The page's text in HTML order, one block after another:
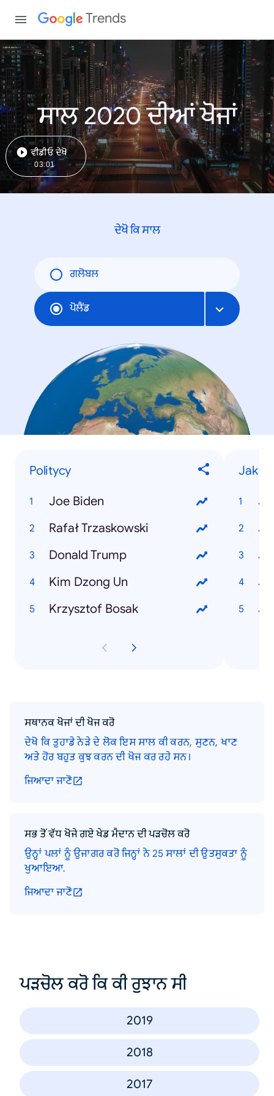
Trends
ਸਾਲ 2020 ਦੀਆਂ ਖੋਜਾਂ
ਵੀਡੀਓ ਦੇਖੋ
03:01
ਦੇਖੋ ਕਿ ਸਾਲ
ਗਲੋਬਲ
ਪੋਲੈਂਡ
Politycy
Joe Biden
Rafał Trzaskowski
Donald Trump
Kim Dzong Un
Krzysztof Bosak
Jak
ਸਥਾਨਕ ਖੋਜਾਂ ਦੀ ਖੋਜ ਕਰੋ
ਦੇਖੋ ਕਿ ਤੁਹਾਡੇ ਨੇੜੇ ਦੇ ਲੋਕ ਇਸ ਸਾਲ ਕੀ ਕਰਨ, ਸੁਣਨ, ਖਾਣ
ਅਤੇ ਹੋਰ ਬਹੁਤ ਕੁਝ ਕਰਨ ਦੀ ਖੋਜ ਕਰ ਰਹੇ ਸਨ।
ਜਿਆਦਾ ਜਾਣੋ
ਸਭ ਤੋਂ ਵੱਧ ਖੋਜੇ ਗਏ ਖੇਡ ਮੈਦਾਨ ਦੀ ਪੜਚੋਲ ਕਰੋ
ਉਨ੍ਹਾਂ ਪਲਾਂ ਨੂੰ ਉਜਾਗਰ ਕਰੋ ਜਿਨ੍ਹਾਂ ਨੇ 25 ਸਾਲਾਂ ਦੀ ਉਤਸੁਕਤਾ ਨੂੰ
ਖੁਆਇਆ.
ਜਿਆਦਾ ਜਾਣੋ
ਪੜਚੋਲ ਕਰੋ ਕਿ ਕੀ ਰੁਝਾਨ ਸੀ
2019
2018
2017